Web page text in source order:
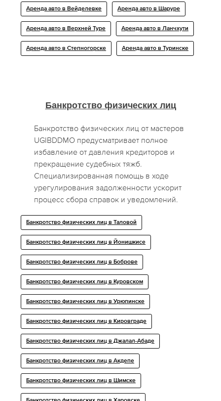
Аренда авто в Вейделевке Аренда авто в Шаруре
Аренда авто в Верхней Туре Аренда авто в Ланчхути
Аренда авто в Степногорске Аренда авто в Туринске
Банкротство физических лиц
Банкротство физических лиц от мастеров
UGIBDDMO предусматривает полное
избавление от давления кредиторов и
прекращение судебных тяжб.
Специализированная помощь в ходе
урегулирования задолженности ускорит
процесс сбора справок и уведомлений.
Банкротство физических лиц в Таловой
Банкротство физических лиц в Йонишкисе
Банкротство физических лиц в Боброве
Банкротство физических лиц в Куровском
Банкротство физических лиц в Урюпинске
Банкротство физических лиц в Кировграде
Банкротство физических лиц в Джалал-Абаде
Банкротство физических лиц в Акдепе
Банкротство физических лиц в Шимске